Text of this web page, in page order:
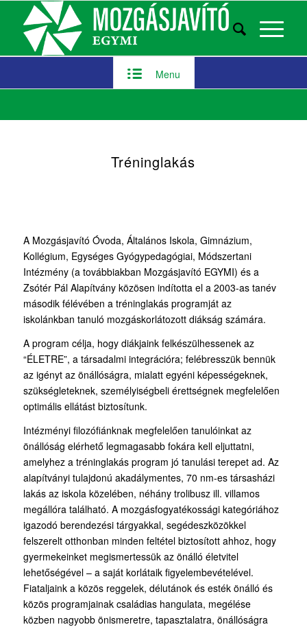
Menu
Tréninglakás
A Mozgásjavító Óvoda, Általános Iskola, Gimnázium,
Kollégium, Egységes Gyógypedagógiai, Módszertani
Intézmény (a továbbiakban Mozgásjavító EGYMI) és a
Zsótér Pál Alapítvány közösen indította el a 2003-as tanév
második félévében a tréninglakás programját az
iskolánkban tanuló mozgáskorlátozott diákság számára.
A program célja, hogy diákjaink felkészülhessenek az
“ÉLETRE”, a társadalmi integrációra; felébresszük bennük
az igényt az önállóságra, mialatt egyéni képességeknek,
szükségleteknek, személyiségbeli érettségnek megfelelően
optimális ellátást biztosítunk.
Intézményi filozófiánknak megfelelően tanulóinkat az
önállóság elérhető legmagasabb fokára kell eljuttatni,
amelyhez a tréninglakás program jó tanulási terepet ad. Az
alapítványi tulajdonú akadálymentes, 70 nm-es társasházi
lakás az iskola közelében, néhány trolibusz ill. villamos
megállóra található. A mozgásfogyatékossági kategóriához
igazodó berendezési tárgyakkal, segédeszközökkel
felszerelt otthonban minden feltétel biztosított ahhoz, hogy
gyermekeinket megismertessük az önálló életvitel
lehetőségével – a saját korlátaik figyelembevételével.
Fiataljaink a közös reggelek, délutánok és esték önálló és
közös programjainak családias hangulata, megélése
közben nagyobb önismeretre, tapasztalatra, önállóságra